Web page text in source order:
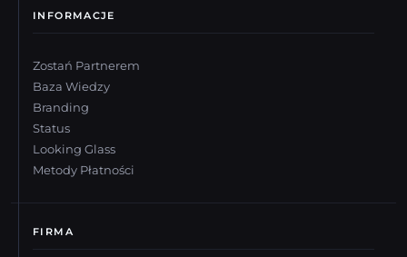
INFORMACJE
Zostań Partnerem
Baza Wiedzy
Branding
Status
Looking Glass
Metody Płatności
FIRMA